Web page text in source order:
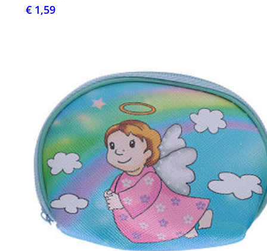
€ 1,59